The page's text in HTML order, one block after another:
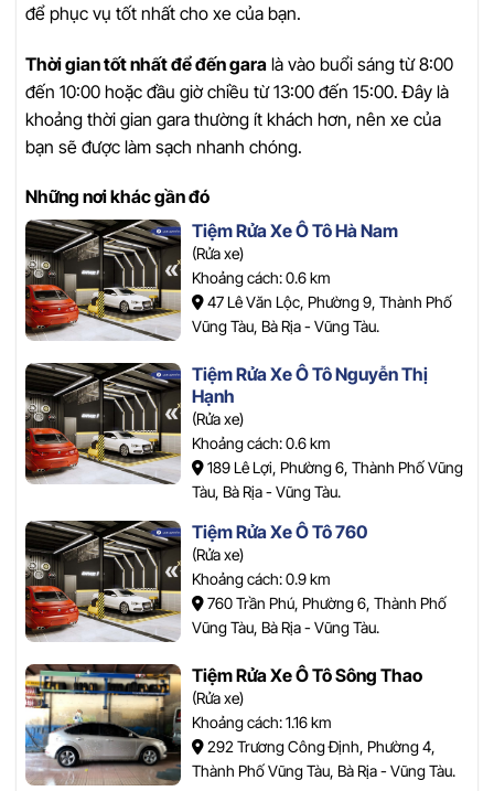
để phục vụ tốt nhất cho xe của bạn.
Thời gian tốt nhất để đến gara là vào buổi sáng từ 8:00
đến 10:00 hoặc đầu giờ chiều từ 13:00 đến 15:00. Đây là
khoảng thời gian gara thường ít khách hơn, nên xe của
bạn sẽ được làm sạch nhanh chóng.
Những nơi khác gần đó
Tiệm Rửa Xe Ô Tô Hà Nam
(Rửa xe)
Khoảng cách: 0.6 km
47 Lê Văn Lộc, Phường 9, Thành Phố
Vũng Tàu, Bà Rịa - Vũng Tàu.
Tiệm Rửa Xe Ô Tô Nguyễn Thị
Hạnh
(Rửa xe)
Khoảng cách: 0.6 km
189 Lê Lợi, Phường 6, Thành Phố Vũng
Tàu, Bà Rịa - Vũng Tàu.
Tiệm Rửa Xe Ô Tô 760
(Rửa xe)
Khoảng cách: 0.9 km
760 Trần Phú, Phường 6, Thành Phố
Vũng Tàu, Bà Rịa - Vũng Tàu.
Tiệm Rửa Xe Ô Tô Sông Thao
(Rửa xe)
Khoảng cách: 1.16 km
292 Trương Công Định, Phường 4,
Thành Phố Vũng Tàu, Bà Rịa - Vũng Tàu.